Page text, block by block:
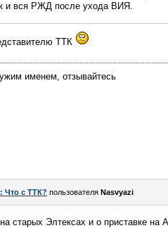
и вся РЖД после ухода ВИЯ.
ТТК
именем, отзывайтесь
Что с ТТК? пользователя Nasvyazi
старых Элтексах и о приставке на